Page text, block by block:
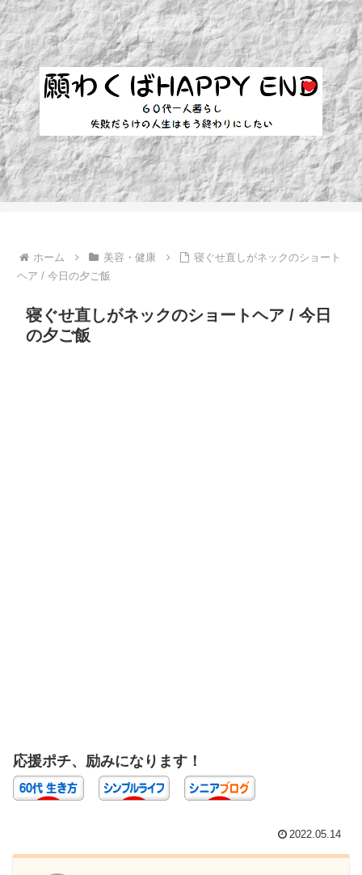
ホーム 美容・健康
寝ぐせ直しがネックのショート
ヘア / 今日の夕ご飯
寝ぐせ直しがネックのショートヘア / 今日
の夕ご飯
応援ポチ、励みになります！
2022.05.14